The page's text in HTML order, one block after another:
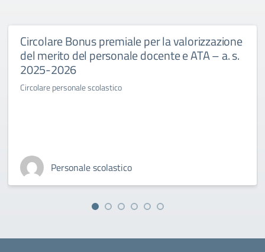
Circolare Bonus premiale per la valorizzazione
del merito del personale docente e ATA – a. s.
2025-2026
Circolare personale scolastico
Personale scolastico